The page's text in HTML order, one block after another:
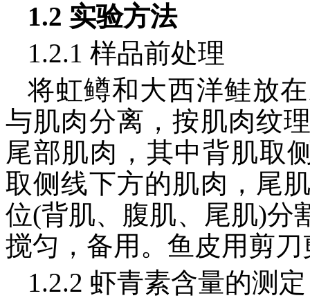
1.2 实验方法
1.2.1 样品前处理
将虹鳟和大西洋鲑放
与肌肉分离，按肌肉纹
尾部肌肉，其中背肌取
取侧线下方的肌肉，尾
位(背肌、腹肌、尾肌)分
搅匀，备用。鱼皮用剪
1.2.2 虾青素含量的测定